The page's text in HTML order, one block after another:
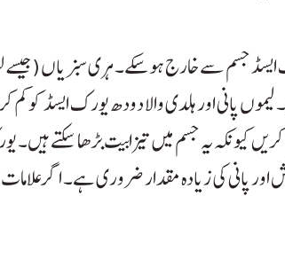
ایسڈ جسم سے خارج ہو سکے۔ ہری سبزیاں (جیسے
پانی اور ہلدی والا دودھ یورک ایسڈ کو
کریں کیونکہ یہ جسم میں تیزابیت بڑھا سکتے
پانی کی زیادہ مقدار ضروری ہے۔ اگر علامات